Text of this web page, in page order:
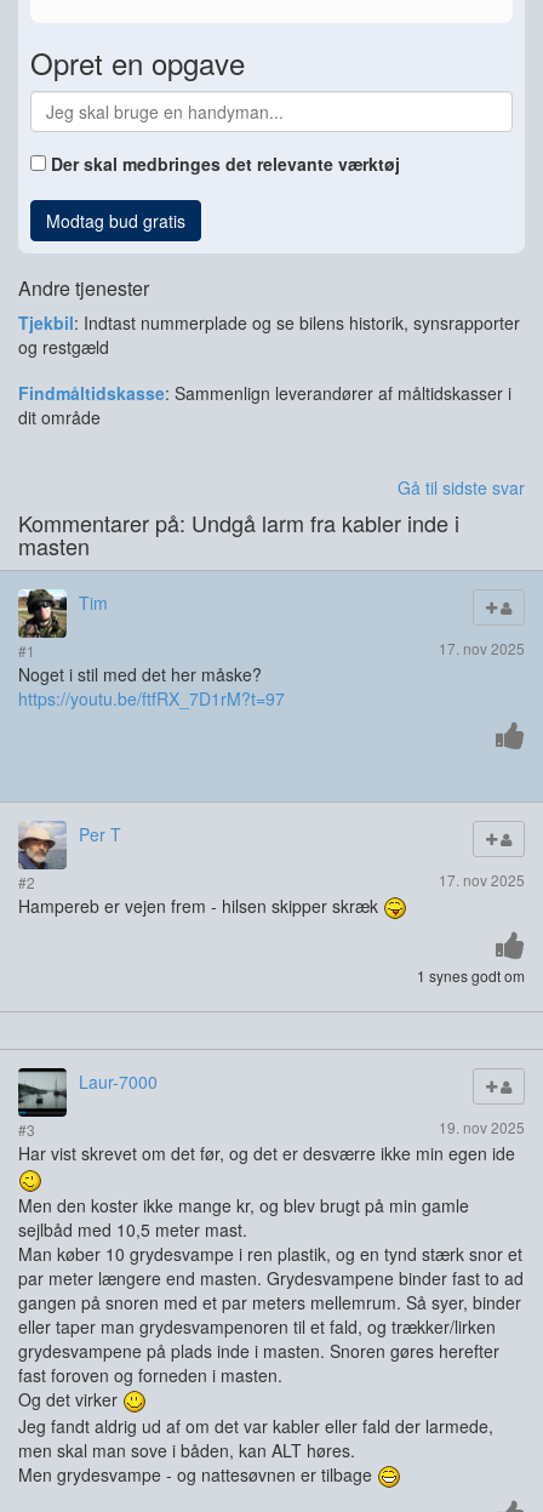
Opret en opgave
Der skal medbringes det relevante værktøj
Modtag bud gratis
Andre tjenester
Tjekbil: Indtast nummerplade og se bilens historik, synsrapporter
og restgæld
Findmåltidskasse: Sammenlign leverandører af måltidskasser i
dit område
Gå til sidste svar
Kommentarer på: Undgå larm fra kabler inde i
masten
Tim
#1 17. nov 2025
Noget i stil med det her måske?
https://youtu.be/ftfRX_7D1rM?t=97
Per T
#2 17. nov 2025
Hampereb er vejen frem - hilsen skipper skræk
1 synes godt om
Laur-7000
#3 19. nov 2025
Har vist skrevet om det før, og det er desværre ikke min egen ide
Men den koster ikke mange kr, og blev brugt på min gamle
sejlbåd med 10,5 meter mast.
Man køber 10 grydesvampe i ren plastik, og en tynd stærk snor et
par meter længere end masten. Grydesvampene binder fast to ad
gangen på snoren med et par meters mellemrum. Så syer, binder
eller taper man grydesvampenoren til et fald, og trækker/lirken
grydesvampene på plads inde i masten. Snoren gøres herefter
fast foroven og forneden i masten.
Og det virker
Jeg fandt aldrig ud af om det var kabler eller fald der larmede,
men skal man sove i båden, kan ALT høres.
Men grydesvampe - og nattesøvnen er tilbage